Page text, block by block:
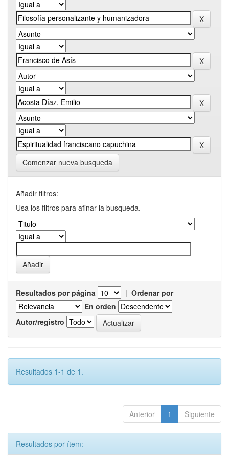
Comenzar nueva busqueda
Añadir filtros:
Usa los filtros para afinar la busqueda.
Resultados por página | Ordenar por
En orden
Autor/registro
Resultados 1-1 de 1.
Anterior 1 Siguiente
Resultados por ítem: